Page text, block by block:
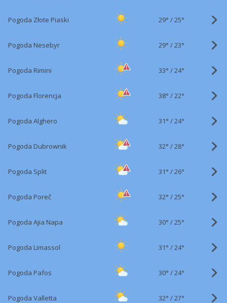
Pogoda Złote Piaski 29° /25°
Pogoda Nesebyr 29° /23°
Pogoda Rimini 33° /24°
Pogoda Florencja 38° /22°
Pogoda Alghero 31° /24°
Pogoda Dubrownik 32° /28°
Pogoda Split 31° /26°
Pogoda Poreč 32° /25°
Pogoda Ajia Napa 30° /25°
Pogoda Limassol 31° /24°
Pogoda Pafos 30° /24°
Pogoda Valletta 32° /27°